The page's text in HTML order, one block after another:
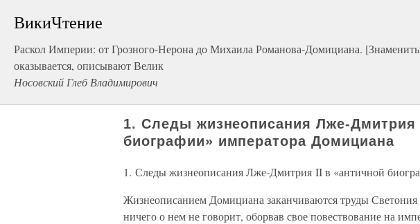
ВикиЧтение
Раскол Империи: от Грозного-Нерона до Михаила Романова-Домициана.
оказывается, описывают Велик
Носовский Глеб Владимирович
1. Следы жизнеописания Лже-Дмитрия
биографии» императора Домициана
1. Следы жизнеописания Лже-Дмитрия II в «античной
Жизнеописанием Домициана заканчиваются труды
ничего о нем не говорит, оборвав свое повествование на